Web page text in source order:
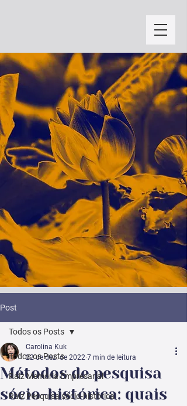
Post
Todos os Posts
Raiz Memória Empresarial
Raiz Pesquisa sócio-histórica
Todos os Posts
Métodos de pesquisa
sócio-histórica: quais
Carolina Kuk
22 de dez. de 2022 7 min de leitura